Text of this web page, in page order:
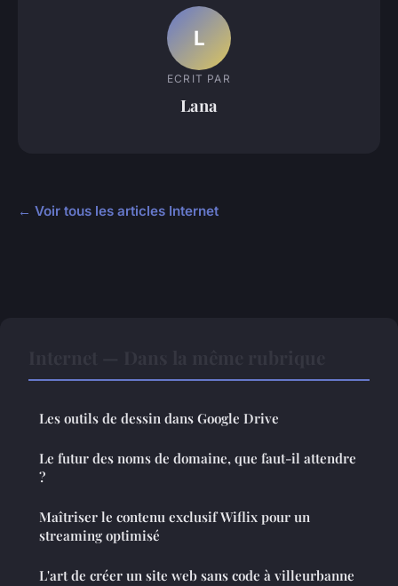
L
ECRIT PAR
Lana
← Voir tous les articles Internet
Les outils de dessin dans Google Drive
Le futur des noms de domaine, que faut-il attendre
?
Maîtriser le contenu exclusif Wiflix pour un
streaming optimisé
L'art de créer un site web sans code à villeurbanne